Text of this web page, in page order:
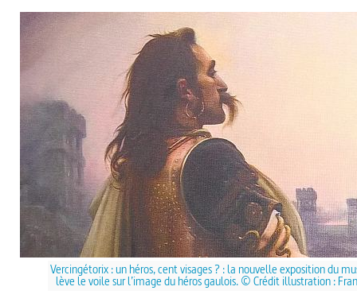
Vercingétorix : un héros, cent visages ? : la nouvelle exposition du
lève le voile sur l’image du héros gaulois. © Crédit illustration :